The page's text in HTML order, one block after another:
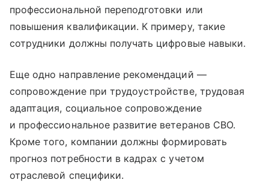
профессиональной переподготовки или
повышения квалификации. К примеру, такие
сотрудники должны получать цифровые навыки.
Еще одно направление рекомендаций —
сопровождение при трудоустройстве, трудовая
адаптация, социальное сопровождение
и профессиональное развитие ветеранов СВО.
Кроме того, компании должны формировать
прогноз потребности в кадрах с учетом
отраслевой специфики.